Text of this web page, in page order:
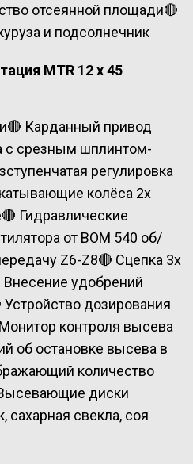
отсеянной площади🔴
и подсолнечник
MTR 12 x 45
🔴 Карданный привод
с срезным шплинтом-
регулировка
колёса 2х
🔴 Гидравлические
от ВОМ 540 об/
Z6-Z8🔴 Сцепка 3х
Внесение удобрений
Устройство дозирования
контроля высева
об остановке высева в
количество
диски
сахарная свекла, соя